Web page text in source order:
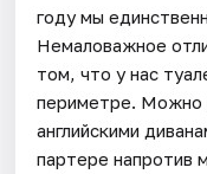
году мы
Немаловажное
том, что у нас
периметре. Можно
английскими
партере напротив